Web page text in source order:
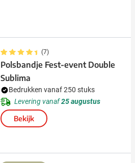
(7)
Polsbandje Fest-event Double
Sublima
Bedrukken vanaf 250 stuks
Levering vanaf25 augustus
Bekijk